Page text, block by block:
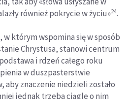
również pokrycie w życiu»24.
w którym wspomina się w sposób
Chrystusa, stanowi centrum
i rdzeń całego roku
w duszpasterstwie
aby znaczenie niedzieli zostało
jednak trzeba ciągle o nim